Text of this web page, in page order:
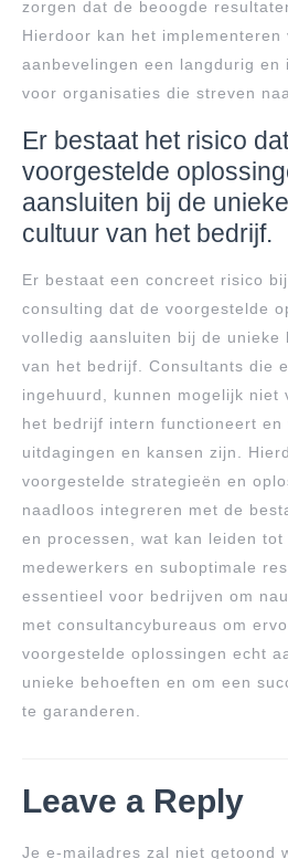
zorgen dat de beoogde
Hierdoor kan het implementeren
aanbevelingen een langdurig en
voor organisaties die streven
Er bestaat het risico
voorgestelde
aansluiten bij de
cultuur van het bedrijf.
Er bestaat een concreet risico
consulting dat de voorgestelde
volledig aansluiten bij de unieke
van het bedrijf. Consultants die
ingehuurd, kunnen mogelijk niet
het bedrijf intern functioneert en
uitdagingen en kansen zijn.
voorgestelde strategieën en
naadloos integreren met de
en processen, wat kan leiden tot
medewerkers en suboptimale
essentieel voor bedrijven om
met consultancybureaus om
voorgestelde oplossingen echt
unieke behoeften en om een
te garanderen.
Leave a Reply
Je e-mailadres zal niet getoond